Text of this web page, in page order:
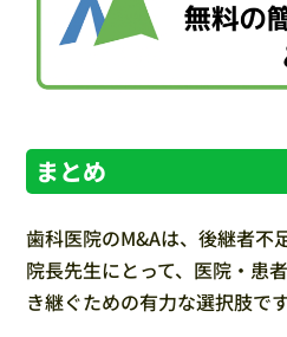
まとめ
歯科医院のM&Aは、後継者不
院長先生にとって、医院・患
き継ぐための有力な選択肢です